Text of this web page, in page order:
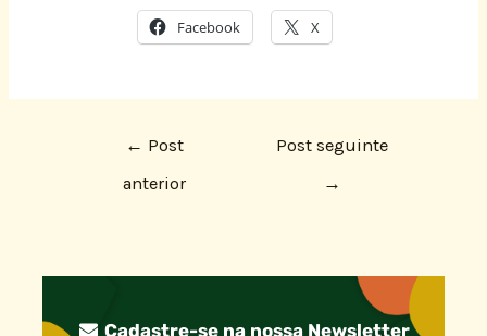
Facebook X
← Post
anterior
Post seguinte
→
Cadastre-se na nossa Newsletter